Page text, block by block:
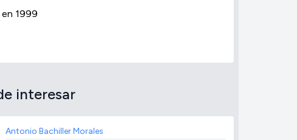
1999
interesar
Antonio Bachiller Morales